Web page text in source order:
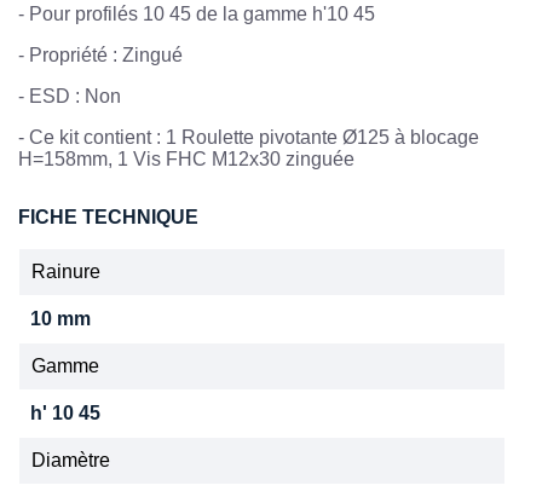
- Pour profilés 10 45 de la gamme h'10 45
- Propriété : Zingué
- ESD : Non
- Ce kit contient : 1 Roulette pivotante Ø125 à blocage
H=158mm, 1 Vis FHC M12x30 zinguée
FICHE TECHNIQUE
Rainure
10 mm
Gamme
h' 10 45
Diamètre